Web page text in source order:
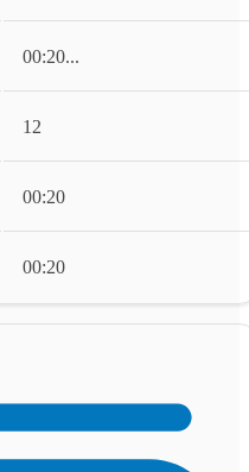
00:20...
12
00:20
00:20